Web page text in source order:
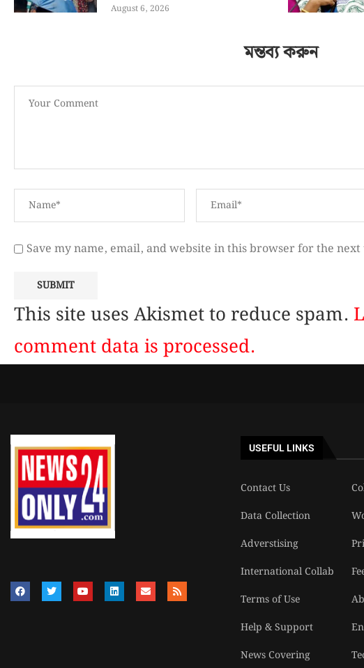
August 6, 2026
মন্তব্য করুন
Save my name, email, and website in this browser for the
This site uses Akismet to reduce spam.
comment data is processed.
USEFUL LINKS
Contact Us
Data Collection
Adverstising
International Collab
Terms of Use
Help & Support
News Covering